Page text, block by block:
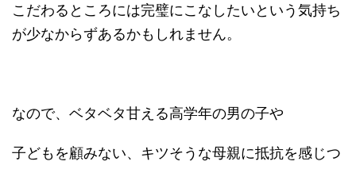
こだわるところには完璧にこなしたいという気持ち
が少なからずあるかもしれません。
なので、ベタベタ甘える高学年の男の子や
子どもを顧みない、キツそうな母親に抵抗を感じつ